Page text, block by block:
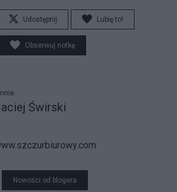
Udostępnij Lubię to!
Obserwuj notkę
Świrski
Nowości od blogera